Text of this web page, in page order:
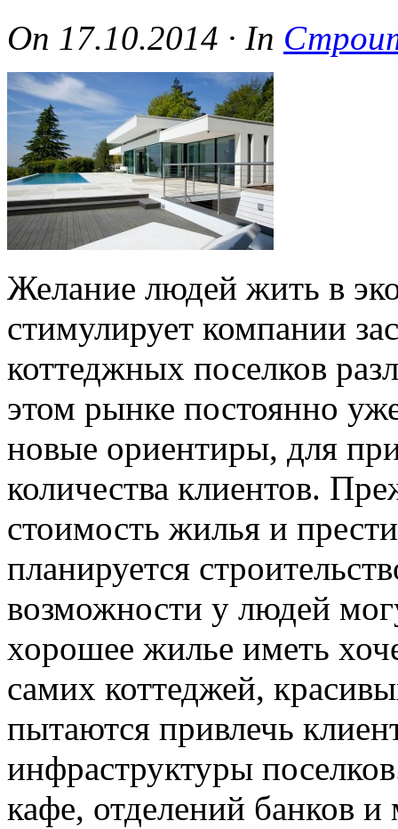
On 17.10.2014 · In
Желание людей жить в
стимулирует компании
коттеджных поселков
этом рынке постоянно
новые ориентиры, для
количества клиентов.
стоимость жилья и
планируется
возможности у людей
хорошее жилье иметь
самих коттеджей,
пытаются привлечь
инфраструктуры
кафе, отделений банков